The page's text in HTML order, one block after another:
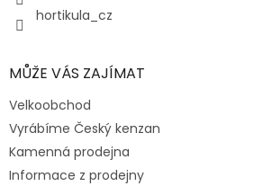
hortikula_cz
MŮŽE VÁS ZAJÍMAT
Velkoobchod
Vyrábíme Český kenzan
Kamenná prodejna
Informace z prodejny